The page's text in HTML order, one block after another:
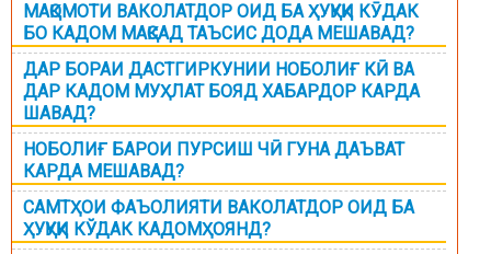
МАҚОМОТИ ВАКОЛАТДОР ОИД БА ҲУҚУҚИ КӮДАК
БО КАДОМ МАҚСАД ТАЪСИС ДОДА МЕШАВАД?
ДАР БОРАИ ДАСТГИРКУНИИ НОБОЛИҒ КӢ ВА
ДАР КАДОМ МУҲЛАТ БОЯД ХАБАРДОР КАРДА
ШАВАД?
НОБОЛИҒ БАРОИ ПУРСИШ ЧӢ ГУНА ДАЪВАТ
КАРДА МЕШАВАД?
САМТҲОИ ФАЪОЛИЯТИ ВАКОЛАТДОР ОИД БА
ҲУҚУҚИ КЎДАК КАДОМҲОЯНД?